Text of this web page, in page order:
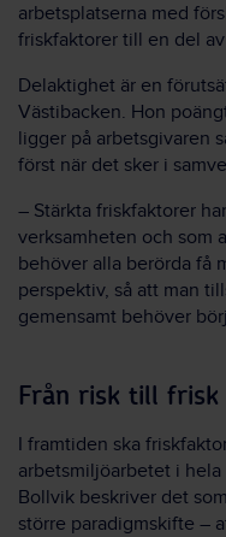
arbetsplatserna med
friskfaktorer till en del
Delaktighet är en
Västibacken. Hon
ligger på arbetsgivaren
först när det sker i
– Stärkta friskfaktorer
verksamheten och som
behöver alla berörda få
perspektiv, så att man
gemensamt behöver
Från risk till frisk
I framtiden ska
arbetsmiljöarbetet i hela
Bollvik beskriver det
större paradigmskifte –